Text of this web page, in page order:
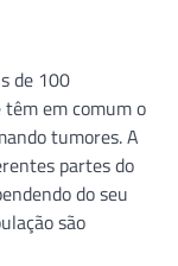
de 100
em comum o
tumores. A
partes do
do seu
são